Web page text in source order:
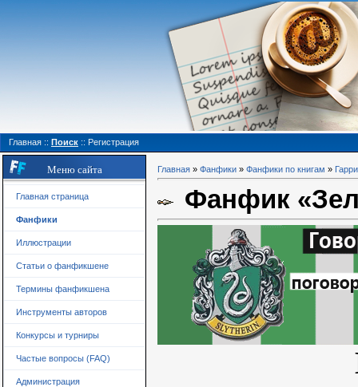
Главная :: Поиск :: Регистрация
Меню сайта
Главная страница
Фанфики
Иллюстрации
Статьи о фанфикшене
Термины фанфикшена
Инструменты авторов
Конкурсы и турниры
Частые вопросы (FAQ)
Администрация
Главная » Фанфики » Фанфики по книгам »
Фанфик